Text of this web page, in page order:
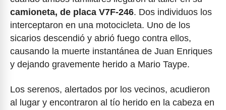
camioneta, de placa V7F-246. Dos individuos los
interceptaron en una motocicleta. Uno de los
sicarios descendió y abrió fuego contra ellos,
causando la muerte instantánea de Juan Enriques
y dejando gravemente herido a Mario Taype.
Los serenos, alertados por los vecinos, acudieron
al lugar y encontraron al tío herido en la cabeza en